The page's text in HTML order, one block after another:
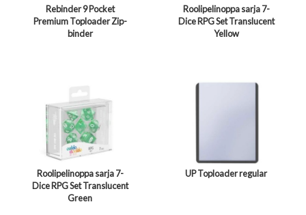
Rebinder 9 Pocket
Premium Toploader Zip-
binder
Roolipelinoppa sarja 7-
Dice RPG Set Translucent
Yellow
Roolipelinoppa sarja 7-
Dice RPG Set Translucent
Green
UP Toploader regular